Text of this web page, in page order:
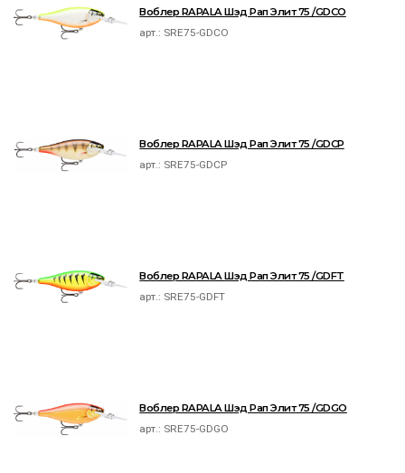
Воблер RAPALA Шэд Рап Элит 75 /GDCO
арт.: SRE75-GDCO
Воблер RAPALA Шэд Рап Элит 75 /GDCP
арт.: SRE75-GDCP
Воблер RAPALA Шэд Рап Элит 75 /GDFT
арт.: SRE75-GDFT
Воблер RAPALA Шэд Рап Элит 75 /GDGO
арт.: SRE75-GDGO